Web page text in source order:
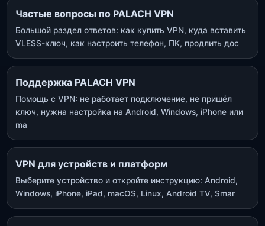
Частые вопросы по PALACH VPN
Большой раздел ответов: как купить VPN, куда вставить
VLESS-ключ, как настроить телефон, ПК, продлить дос
Поддержка PALACH VPN
Помощь с VPN: не работает подключение, не пришёл
ключ, нужна настройка на Android, Windows, iPhone или
ma
VPN для устройств и платформ
Выберите устройство и откройте инструкцию: Android,
Windows, iPhone, iPad, macOS, Linux, Android TV, Smar